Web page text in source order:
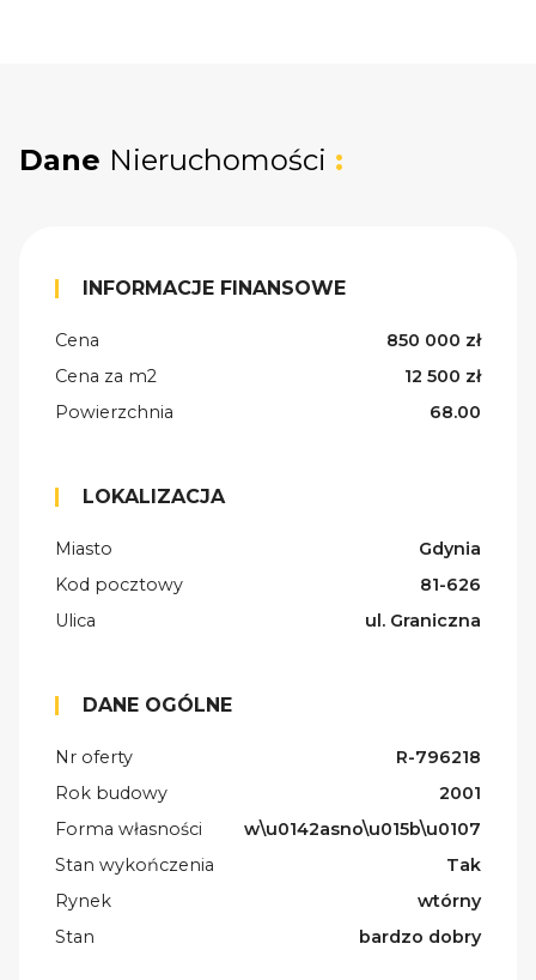
Dane Nieruchomości :
INFORMACJE FINANSOWE
Cena
850 000 zł
Cena za m2
12 500 zł
Powierzchnia
68.00
LOKALIZACJA
Miasto
Gdynia
Kod pocztowy
81-626
Ulica
ul. Graniczna
DANE OGÓLNE
Nr oferty
R-796218
Rok budowy
2001
Forma własności
w\u0142asno\u015b\u0107
Stan wykończenia
Tak
Rynek
wtórny
Stan
bardzo dobry